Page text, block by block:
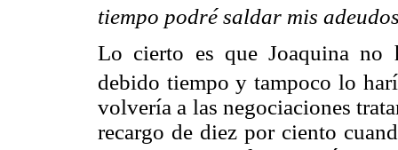
tiempo podré saldar mis
Lo cierto es que Joaquina no
debido tiempo y tampoco lo
volvería a las negociaciones
recargo de diez por ciento